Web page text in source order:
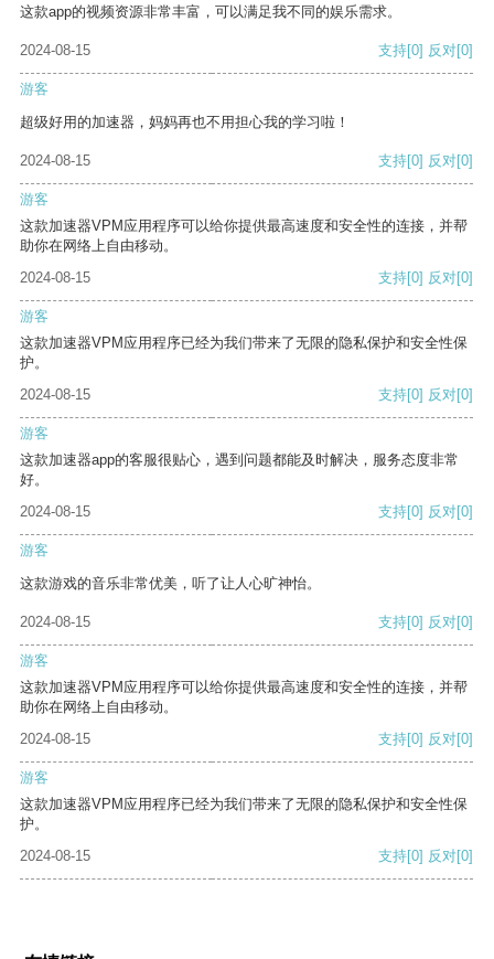
这款app的视频资源非常丰富，可以满足我不同的娱乐需求。
2024-08-15 支持[0] 反对[0]
游客
超级好用的加速器，妈妈再也不用担心我的学习啦！
2024-08-15 支持[0] 反对[0]
游客
这款加速器VPM应用程序可以给你提供最高速度和安全性的连接，并帮
助你在网络上自由移动。
2024-08-15
支持[0] 反对[0]
游客
这款加速器VPM应用程序已经为我们带来了无限的隐私保护和安全性保
护。
2024-08-15
支持[0] 反对[0]
游客
这款加速器app的客服很贴心，遇到问题都能及时解决，服务态度非常
好。
2024-08-15
支持[0] 反对[0]
游客
这款游戏的音乐非常优美，听了让人心旷神怡。
2024-08-15 支持[0] 反对[0]
游客
这款加速器VPM应用程序可以给你提供最高速度和安全性的连接，并帮
助你在网络上自由移动。
2024-08-15
支持[0] 反对[0]
游客
这款加速器VPM应用程序已经为我们带来了无限的隐私保护和安全性保
护。
2024-08-15
支持[0] 反对[0]